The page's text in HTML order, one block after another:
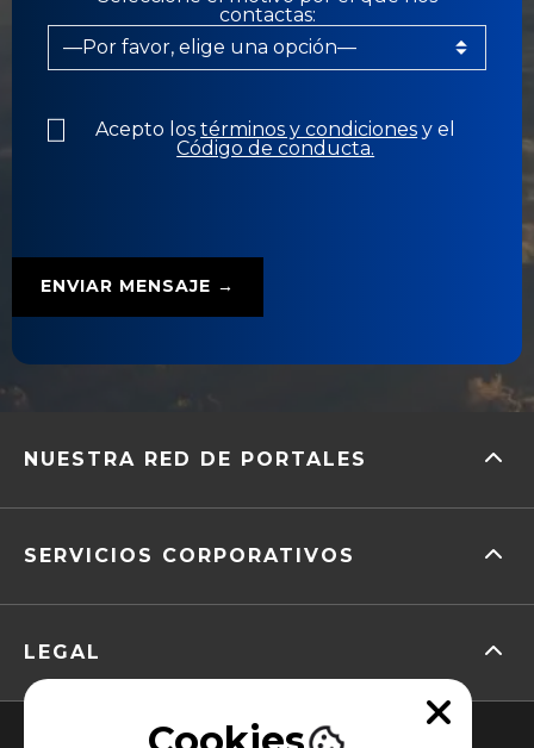
contactas:
Acepto lostérminos y condiciones y el
Código de conducta.
NUESTRA RED DE PORTALES
SERVICIOS CORPORATIVOS
LEGAL